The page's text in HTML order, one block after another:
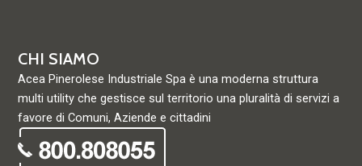
CHI SIAMO
Acea Pinerolese Industriale Spa è una moderna struttura
multi utility che gestisce sul territorio una pluralità di servizi a
favore di Comuni, Aziende e cittadini